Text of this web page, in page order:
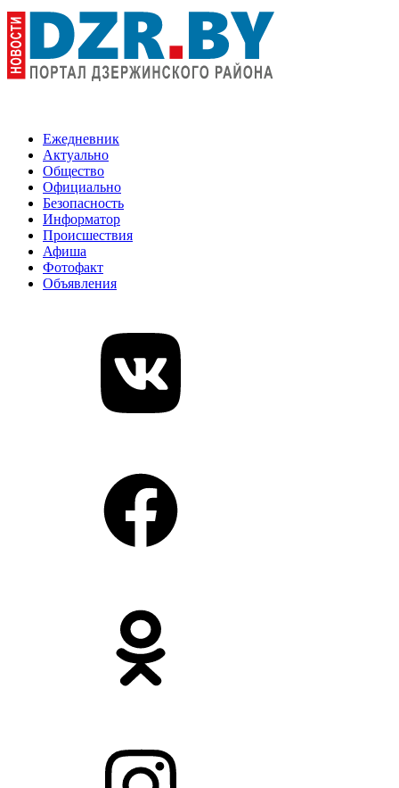
Ежедневник
Актуально
Общество
Официально
Безопасность
Информатор
Происшествия
Афиша
Фотофакт
Объявления